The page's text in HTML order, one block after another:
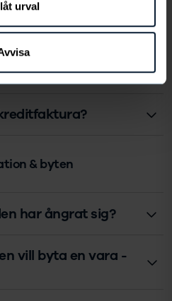
urval
kommit någon
& byten
har ångrat sig?
vill byta en vara -